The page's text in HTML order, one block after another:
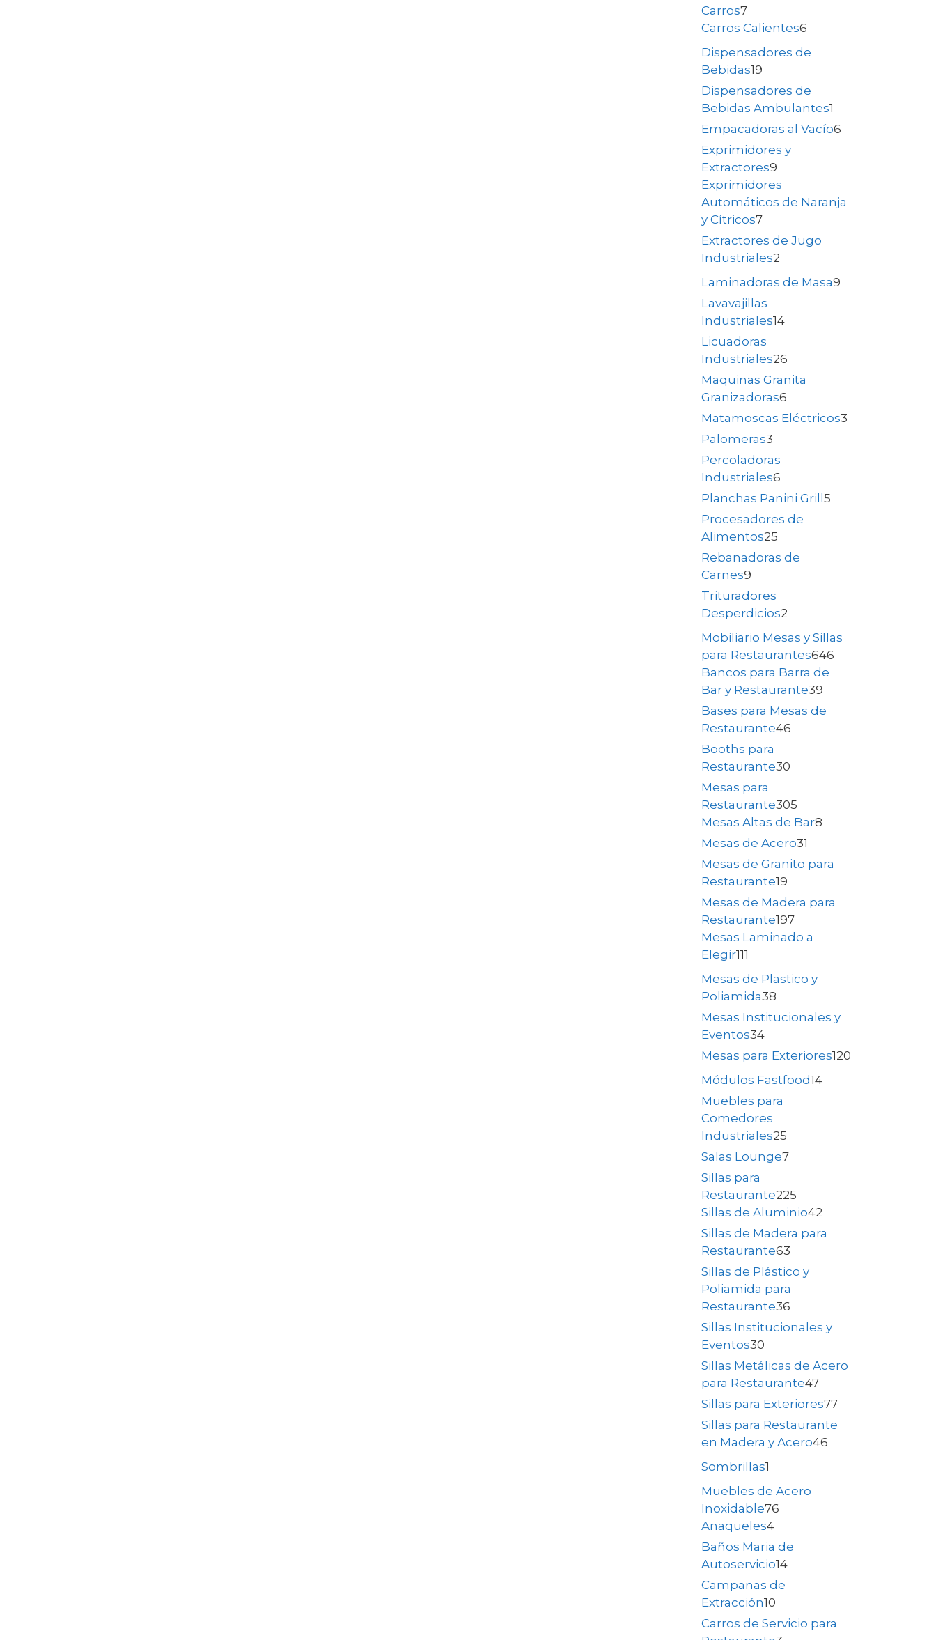
Carros7
Carros Calientes6
Dispensadores de
Bebidas19
Dispensadores de
Bebidas Ambulantes1
Empacadoras al Vacío6
Exprimidores y
Extractores9
Exprimidores
Automáticos de Naranja
y Cítricos7
Extractores de Jugo
Industriales2
Laminadoras de Masa9
Lavavajillas
Industriales14
Licuadoras
Industriales26
Maquinas Granita
Granizadoras6
Matamoscas Eléctricos3
Palomeras3
Percoladoras
Industriales6
Planchas Panini Grill5
Procesadores de
Alimentos25
Rebanadoras de
Carnes9
Trituradores
Desperdicios2
Mobiliario Mesas y Sillas
para Restaurantes646
Bancos para Barra de
Bar y Restaurante39
Bases para Mesas de
Restaurante46
Booths para
Restaurante30
Mesas para
Restaurante305
Mesas Altas de Bar8
Mesas de Acero31
Mesas de Granito para
Restaurante19
Mesas de Madera para
Restaurante197
Mesas Laminado a
Elegir111
Mesas de Plastico y
Poliamida38
Mesas Institucionales y
Eventos34
Mesas para Exteriores120
Módulos Fastfood14
Muebles para
Comedores
Industriales25
Salas Lounge7
Sillas para
Restaurante225
Sillas de Aluminio42
Sillas de Madera para
Restaurante63
Sillas de Plástico y
Poliamida para
Restaurante36
Sillas Institucionales y
Eventos30
Sillas Metálicas de Acero
para Restaurante47
Sillas para Exteriores77
Sillas para Restaurante
en Madera y Acero46
Sombrillas1
Muebles de Acero
Inoxidable76
Anaqueles4
Baños Maria de
Autoservicio14
Campanas de
Extracción10
Carros de Servicio para